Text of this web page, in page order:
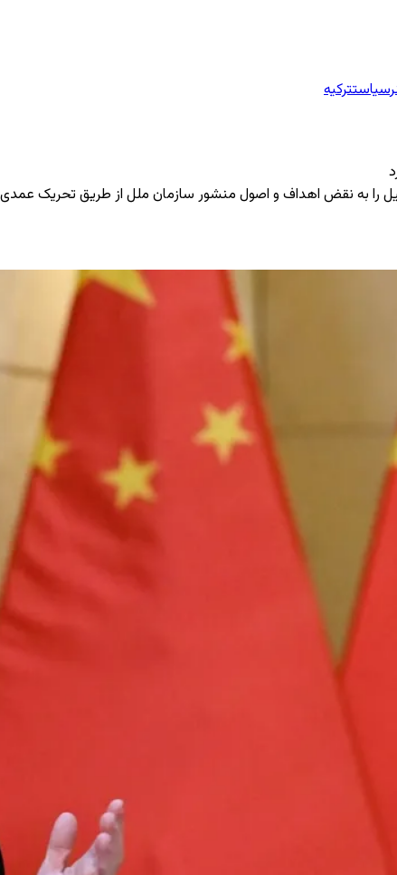
سیاستترکیه
را به نقض اهداف و اصول منشور سازمان ملل از طریق تحریک